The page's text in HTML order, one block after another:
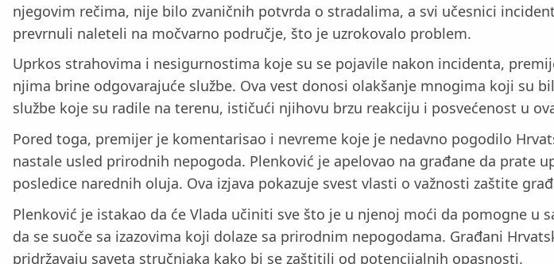
njegovim rečima, nije bilo zvaničnih potvrda o stradalima, a svi učesnici
prevrnuli naleteli na močvarno područje, što je uzrokovalo problem.
Uprkos strahovima i nesigurnostima koje su se pojavile nakon incidenta,
njima brine odgovarajuće službe. Ova vest donosi olakšanje mnogima koji su
službe koje su radile na terenu, ističući njihovu brzu reakciju i posvećenost u
Pored toga, premijer je komentarisao i nevreme koje je nedavno pogodilo
nastale usled prirodnih nepogoda. Plenković je apelovao na građane da prate
posledice narednih oluja. Ova izjava pokazuje svest vlasti o važnosti zaštite
Plenković je istakao da će Vlada učiniti sve što je u njenoj moći da pomogne
da se suoče sa izazovima koji dolaze sa prirodnim nepogodama. Građani
pridržavaju saveta stručnjaka kako bi se zaštitili od potencijalnih opasnosti.